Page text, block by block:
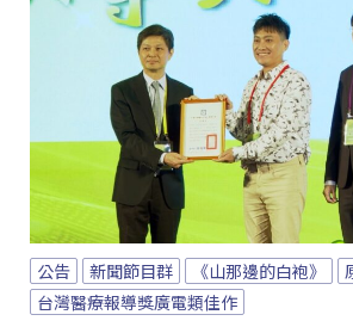
公告 新聞節目群 《山那邊的白袍》
台灣醫療報導獎廣電類佳作